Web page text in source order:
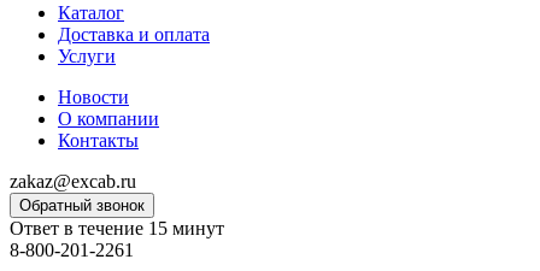
Каталог
Доставка и оплата
Услуги
Новости
О компании
Контакты
zakaz@excab.ru
Обратный звонок
Ответ в течение 15 минут
8-800-201-2261